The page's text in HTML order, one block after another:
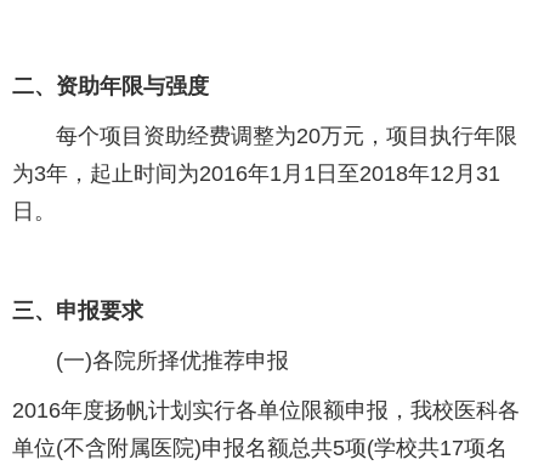
二、资助年限与强度
每个项目资助经费调整为20万元，项目执行年限
为3年，起止时间为2016年1月1日至2018年12月31
日。
三、申报要求
(一)各院所择优推荐申报
2016年度扬帆计划实行各单位限额申报，我校医科各
单位(不含附属医院)申报名额总共5项(学校共17项名